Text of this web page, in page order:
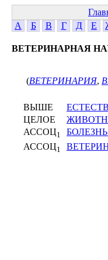
А
Б В Г Д Е
ВЕТЕРИНАРНАЯ
(ВЕТЕРИНАРИЯ,
ВЫШЕ
ЦЕЛОЕ
АССОЦ1
АССОЦ1